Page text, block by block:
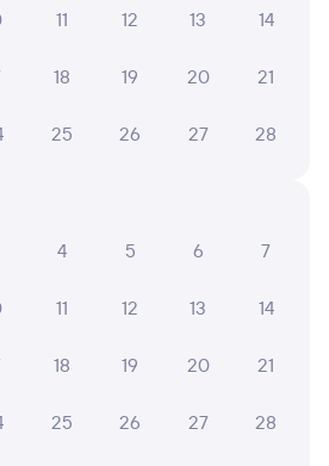
11 12 13 14
18 19 20 21
25 26 27 28
4 5 6 7
11 12 13 14
18 19 20 21
25 26 27 28